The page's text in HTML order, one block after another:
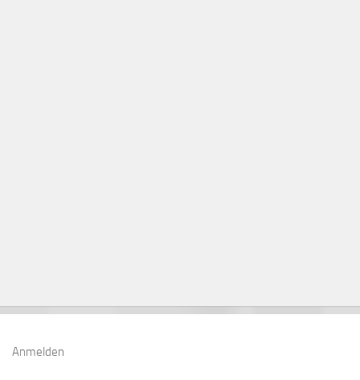
Anmelden